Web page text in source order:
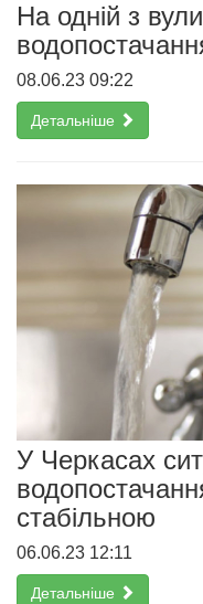
На одній з
08.06.23 09:22
Детальніше
У Черкасах
стабільною
06.06.23 12:11
Детальніше